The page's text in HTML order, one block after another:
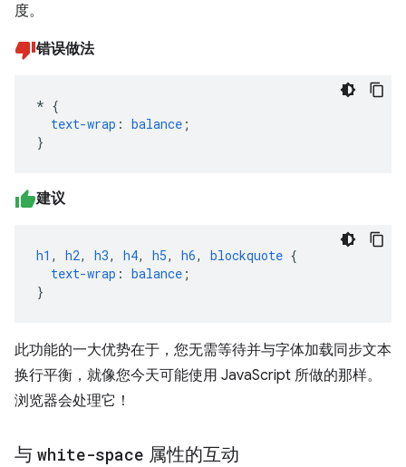
度。
错误做法
* {
text-wrap : balance ;
}
建议
h1 , h2, h3, h4, h5, h6, blockquote {
text-wrap : balance ;
}
此功能的一大优势在于，您无需等待并与字体加载同步文本
换行平衡，就像您今天可能使用 JavaScript 所做的那样。
浏览器会处理它！
与 white-space 属性的互动